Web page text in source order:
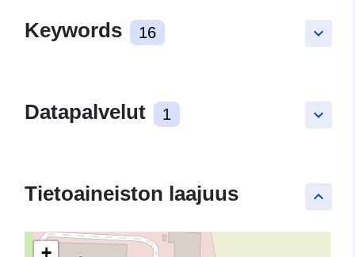
keyboard_arrow_down
Keywords 16
keyboard_arrow_down
Datapalvelut 1
keyboard_arrow_up
Tietoaineiston laajuus
+